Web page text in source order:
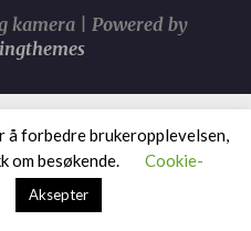
kamera | Powered by
å forbedre brukeropplevelsen,
om besøkende.
Cookie-
Aksepter